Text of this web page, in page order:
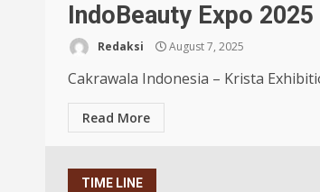
IndoBeauty Expo
Redaksi August 7, 2025
Cakrawala Indonesia – Krista
Read More
TIME LINE